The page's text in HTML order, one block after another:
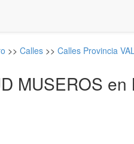
>> Calles >> Calles Provincia
MUSEROS